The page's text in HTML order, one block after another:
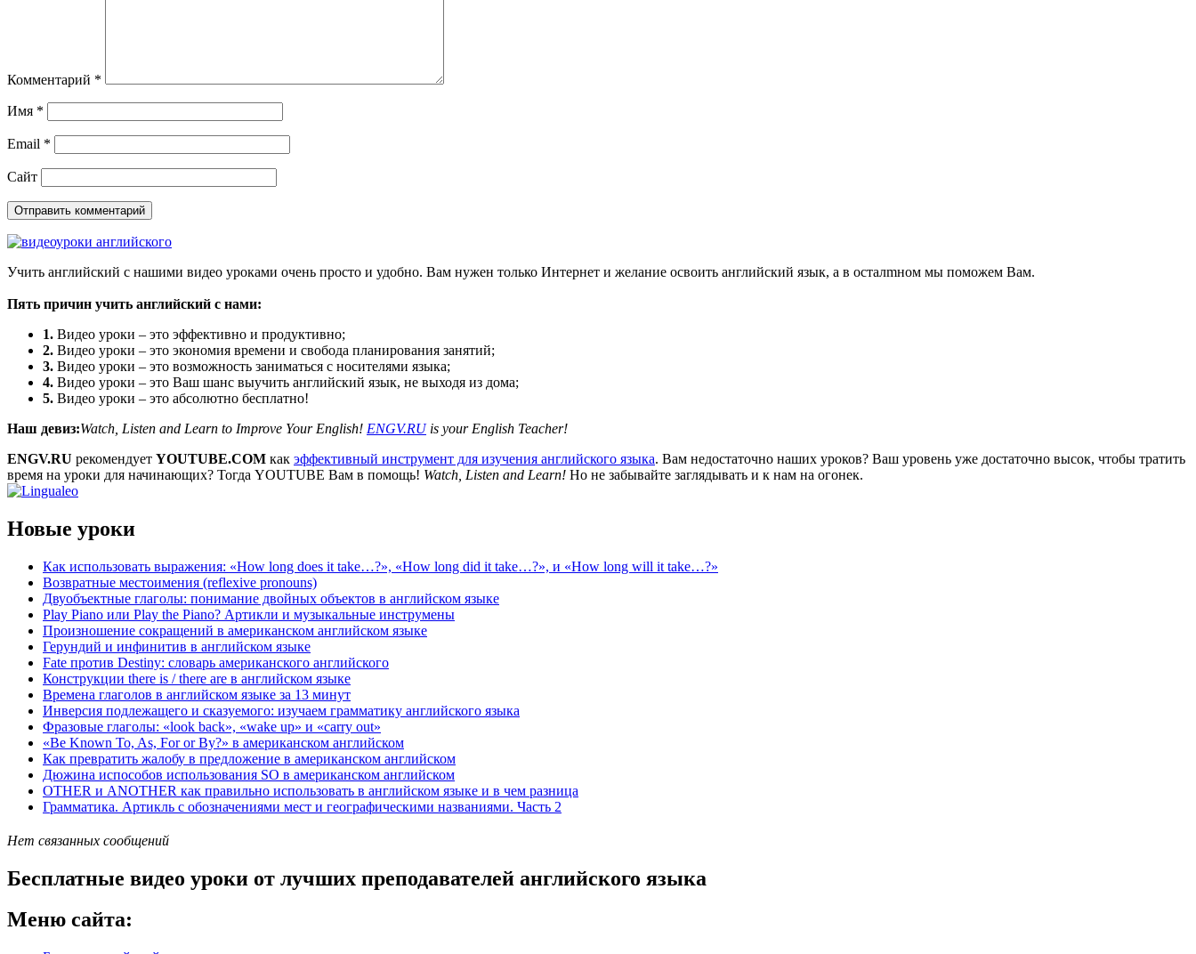
Комментарий *
Имя *
Email *
Сайт
Учить английский с нашими видео уроками очень просто и удобно. Вам нужен только Интернет и желание освоить английский язык, а в осталmном мы поможем Вам.
Пять причин учить английский с нами:
1. Видео уроки – это эффективно и продуктивно;
2. Видео уроки – это экономия времени и свобода планирования занятий;
3. Видео уроки – это возможность заниматься с носителями языка;
4. Видео уроки – это Ваш шанс выучить английский язык, не выходя из дома;
5. Видео уроки – это абсолютно бесплатно!
Наш девиз:Watch, Listen and Learn to Improve Your English! ENGV.RUis your English Teacher!
ENGV.RU рекомендует YOUTUBE.COM как эффективный инструмент для изучения английского языка. Вам недостаточно наших уроков? Ваш уровень уже достаточно высок, чтобы тратить
время на уроки для начинающих? Тогда YOUTUBE Вам в помощь! Watch, Listen and Learn! Но не забывайте заглядывать и к нам на огонек.
Новые уроки
Как использовать выражения: «How long does it take…?», «How long did it take…?», и «How long will it take…?»
Возвратные местоимения (reflexive pronouns)
Двуобъектные глаголы: понимание двойных объектов в английском языке
Play Piano или Play the Piano? Артикли и музыкальные инструмены
Произношение сокращений в американском английском языке
Герундий и инфинитив в английском языке
Fate против Destiny: словарь американского английского
Конструкции there is / there are в английском языке
Времена глаголов в английском языке за 13 минут
Инверсия подлежащего и сказуемого: изучаем грамматику английского языка
Фразовые глаголы: «look back», «wake up» и «carry out»
«Be Known To, As, For or By?» в американском английском
Как превратить жалобу в предложение в американском английском
Дюжина испособов использования SO в американском английском
OTHER и ANOTHER как правильно использовать в английском языке и в чем разница
Грамматика. Артикль с обозначениями мест и географическими названиями. Часть 2
Нет связанных сообщений
Бесплатные видео уроки от лучших преподавателей английского языка
Меню сайта: